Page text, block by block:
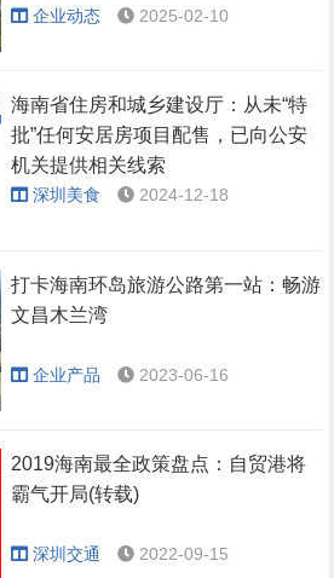
企业动态 2025-02-10
海南省住房和城乡建设厅：从未“特
批”任何安居房项目配售，已向公安
机关提供相关线索
深圳美食 2024-12-18
打卡海南环岛旅游公路第一站：畅游
文昌木兰湾
企业产品 2023-06-16
2019海南最全政策盘点：自贸港将
霸气开局(转载)
深圳交通 2022-09-15